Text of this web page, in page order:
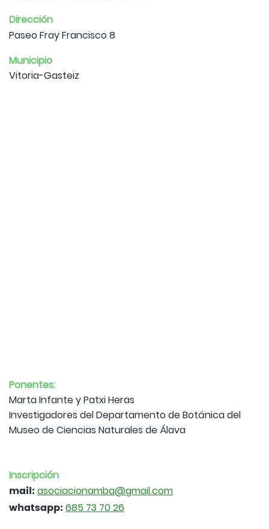
Dirección
Paseo Fray Francisco 8
Municipio
Vitoria-Gasteiz
Ponentes:
Marta Infante y Patxi Heras
Investigadores del Departamento de Botánica del
Museo de Ciencias Naturales de Álava
Inscripción
mail: asociacionamba@gmail.com
whatsapp: 685 73 70 26